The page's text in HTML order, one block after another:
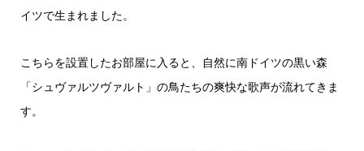
イツで生まれました。
こちらを設置したお部屋に入ると、自然に南ドイツの黒い森
「シュヴァルツヴァルト」の鳥たちの爽快な歌声が流れてきま
す。